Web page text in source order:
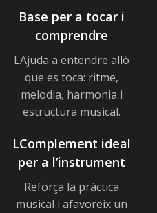
Base per a tocar i
comprendre
LAjuda a entendre allò
que es toca: ritme,
melodia, harmonia i
estructura musical.
LComplement ideal
per a l’instrument
Reforça la pràctica
musical i afavoreix un